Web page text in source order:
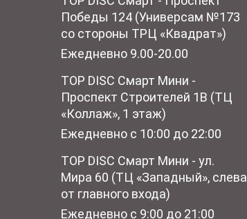
Победы 124 (Универсам №173
со стороны ТРЦ «Квадрат»)
Ежедневно 9.00-20.00
TOP DISC Смарт Мини -
Проспект Строителей 1В (ТЦ
«Коллаж», 1 этаж)
Ежедневно с 10:00 до 22:00
TOP DISC Смарт Мини - ул.
Мира 60 (ТЦ «Западный», слева
от главного входа)
Ежедневно с 9:00 до 21:00